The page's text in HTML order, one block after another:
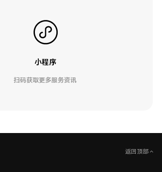
小程序
扫码获取更多服务资讯
返回顶部